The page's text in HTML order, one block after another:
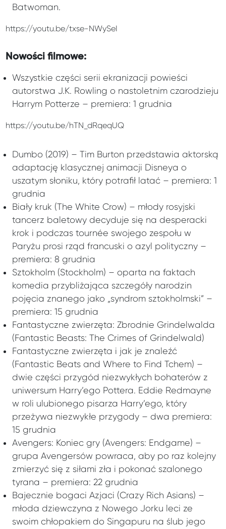
Batwoman.
https://youtu.be/txse-NWySeI
Nowości filmowe:
Wszystkie części serii ekranizacji powieści
autorstwa J.K. Rowling o nastoletnim czarodzieju
Harrym Potterze – premiera: 1 grudnia
https://youtu.be/hTN_dRqeqUQ
Dumbo (2019) – Tim Burton przedstawia aktorską
adaptację klasycznej animacji Disneya o
uszatym słoniku, który potrafił latać – premiera: 1
grudnia
Biały kruk (The White Crow) – młody rosyjski
tancerz baletowy decyduje się na desperacki
krok i podczas tournée swojego zespołu w
Paryżu prosi rząd francuski o azyl polityczny –
premiera: 8 grudnia
Sztokholm (Stockholm) – oparta na faktach
komedia przybliżająca szczegóły narodzin
pojęcia znanego jako „syndrom sztokholmski” –
premiera: 15 grudnia
Fantastyczne zwierzęta: Zbrodnie Grindelwalda
(Fantastic Beasts: The Crimes of Grindelwald)
Fantastyczne zwierzęta i jak je znaleźć
(Fantastic Beats and Where to Find Tchem) –
dwie części przygód niezwykłych bohaterów z
uniwersum Harry’ego Pottera. Eddie Redmayne
w roli ulubionego pisarza Harry’ego, który
przeżywa niezwykłe przygody – dwa premiera:
15 grudnia
Avengers: Koniec gry (Avengers: Endgame) –
grupa Avengersów powraca, aby po raz kolejny
zmierzyć się z siłami zła i pokonać szalonego
tyrana – premiera: 22 grudnia
Bajecznie bogaci Azjaci (Crazy Rich Asians) –
młoda dziewczyna z Nowego Jorku leci ze
swoim chłopakiem do Singapuru na ślub jego